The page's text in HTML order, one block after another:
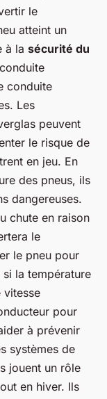
le
atteint un
à la sécurité du
conduite
Les
peuvent
le risque de
en jeu. En
des pneus, ils
dangereuses.
chute en raison
le
le pneu pour
la température
vitesse
pour
à prévenir
systèmes de
jouent un rôle
en hiver. Ils